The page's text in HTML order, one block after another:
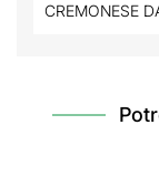
CREMONESE